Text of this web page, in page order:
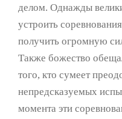
делом. Однажды
устроить
получить огромную
Также божество
того, кто сумеет
непредсказуемых
момента эти